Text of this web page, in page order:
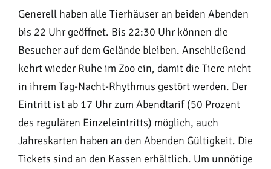
Generell haben alle Tierhäuser an beiden Abenden
bis 22 Uhr geöffnet. Bis 22:30 Uhr können die
Besucher auf dem Gelände bleiben. Anschließend
kehrt wieder Ruhe im Zoo ein, damit die Tiere nicht
in ihrem Tag-Nacht-Rhythmus gestört werden. Der
Eintritt ist ab 17 Uhr zum Abendtarif (50 Prozent
des regulären Einzeleintritts) möglich, auch
Jahreskarten haben an den Abenden Gültigkeit. Die
Tickets sind an den Kassen erhältlich. Um unnötige